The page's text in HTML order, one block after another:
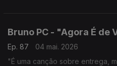
Bruno PC - "Agora É de
Ep. 87
04 mai. 2026
"É uma canção sobre entrega,